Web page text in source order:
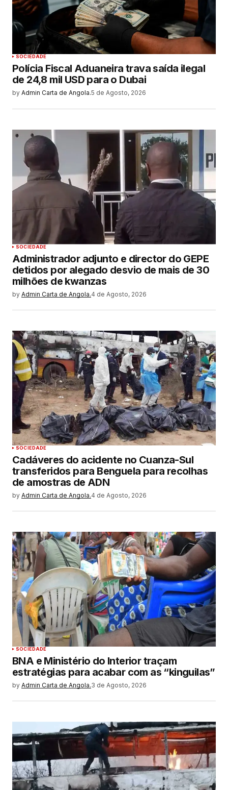
SOCIEDADE
Polícia Fiscal Aduaneira trava saída ilegal
de 24,8 mil USD para o Dubai
by Admin Carta de Angola.5 de Agosto, 2026
SOCIEDADE
Administrador adjunto e director do GEPE
detidos por alegado desvio de mais de 30
milhões de kwanzas
by Admin Carta de Angola.4 de Agosto, 2026
SOCIEDADE
Cadáveres do acidente no Cuanza-Sul
transferidos para Benguela para recolhas
de amostras de ADN
by Admin Carta de Angola.4 de Agosto, 2026
SOCIEDADE
BNA e Ministério do Interior traçam
estratégias para acabar com as “kinguilas”
by Admin Carta de Angola.3 de Agosto, 2026